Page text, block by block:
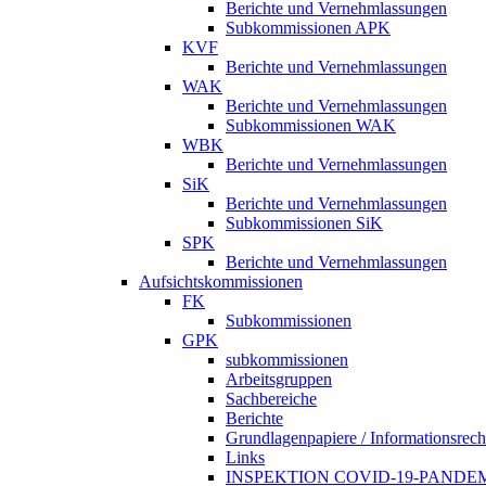
Berichte und Vernehmlassungen
Subkommissionen APK
KVF
Berichte und Vernehmlassungen
WAK
Berichte und Vernehmlassungen
Subkommissionen WAK
WBK
Berichte und Vernehmlassungen
SiK
Berichte und Vernehmlassungen
Subkommissionen SiK
SPK
Berichte und Vernehmlassungen
Aufsichtskommissionen
FK
Subkommissionen
GPK
subkommissionen
Arbeitsgruppen
Sachbereiche
Berichte
Grundlagenpapiere /
Links
INSPEKTION COVID-19-